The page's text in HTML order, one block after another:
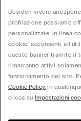
Area Legale
Corporate
© Calzedonia S.p.A | P.iva
Umberto Primo n. 5/3 | Cod.
direzione e coordinamento di
Desideri vivere
profilazione possiamo
personalizzate, in linea
cookie” acconsenti
questo banner tramite il
rimarranno attivi
funzionamento del sito.
Cookie Policy. In
clicca suImpostazioni